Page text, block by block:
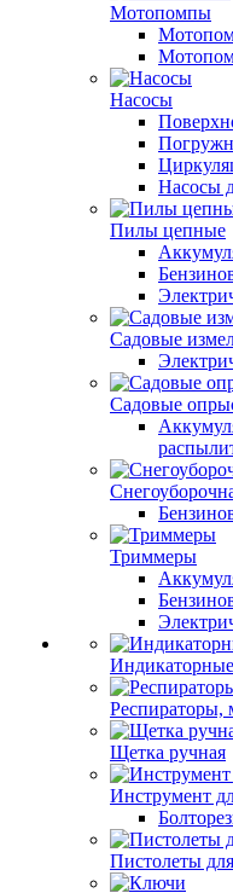
Мотопомпы
Насосы
Насосы
Пилы цепные
Садовые
Садовые
Триммеры
Респираторы,
Щетка ручная
Инструмент
Пистолеты